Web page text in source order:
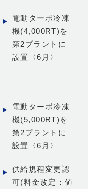
電動ターボ冷凍
機(4,000RT)を
第2プラントに
設置〈6月〉
電動ターボ冷凍
機(5,000RT)を
第2プラントに
設置〈6月〉
供給規程変更認
可(料金改定：値